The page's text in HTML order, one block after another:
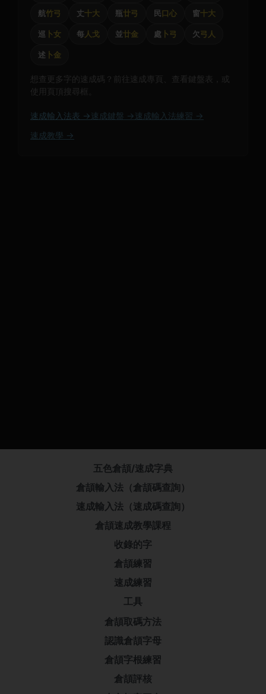
航竹弓 丈十大 瓶廿弓 民口心 窗十大
巡 卜女 每人戈 並廿金 處 卜弓 欠弓人
述 卜金
想查更多字的速成碼？前往速成專頁、查看鍵盤表，或
使用頁頂搜尋框。
速成輸入法表 → 速成鍵盤 → 速成輸入法練習 →
速成教學 →
五色倉頡/速成字典
倉頡輸入法（倉頡碼查詢）
速成輸入法（速成碼查詢）
倉頡速成教學課程
收錄的字
倉頡練習
速成練習
工具
倉頡取碼方法
認識倉頡字母
倉頡字根練習
倉頡評核